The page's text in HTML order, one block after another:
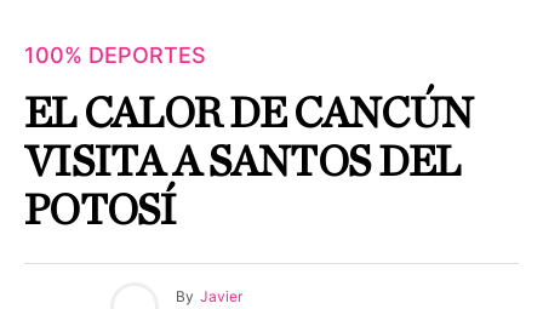
100% DEPORTES
EL CALOR DE CANCÚN
VISITA A SANTOS DEL
POTOSÍ
By Javier